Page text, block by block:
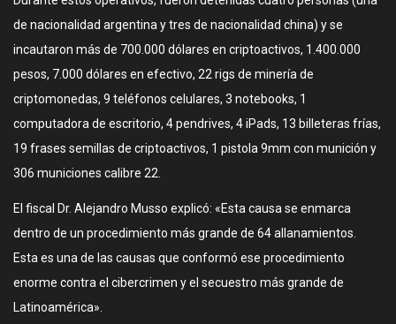
de nacionalidad argentina y tres de nacionalidad china) y se
incautaron más de 700.000 dólares en criptoactivos, 1.400.000
pesos, 7.000 dólares en efectivo, 22 rigs de minería de
criptomonedas, 9 teléfonos celulares, 3 notebooks, 1
computadora de escritorio, 4 pendrives, 4 iPads, 13 billeteras frías,
19 frases semillas de criptoactivos, 1 pistola 9mm con munición y
306 municiones calibre 22.
El fiscal Dr. Alejandro Musso explicó: «Esta causa se enmarca
dentro de un procedimiento más grande de 64 allanamientos.
Esta es una de las causas que conformó ese procedimiento
enorme contra el cibercrimen y el secuestro más grande de
Latinoamérica».